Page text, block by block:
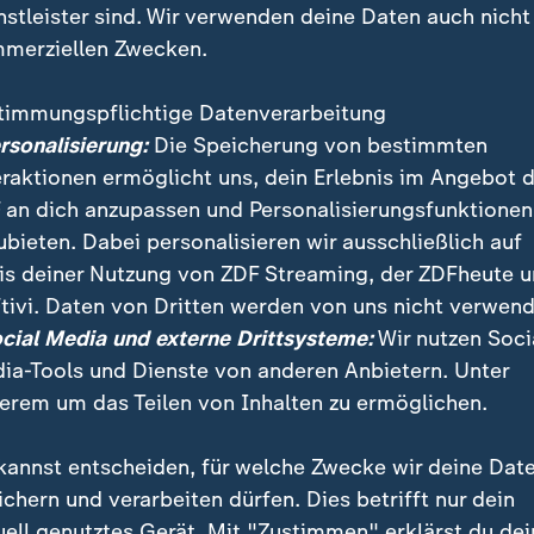
Hall in London feierte die Jugendhilforganisation
Jubiläum. Beim glamourösen Galaabend
wie George Clooney anwesend.
sind. Wir verwenden deine Daten auch nicht
Zwecken.
Datenverarbeitung
Die Speicherung von bestimmten
ermöglicht uns, dein Erlebnis im Angebot
an dich anzupassen und Personalisierungsfunktionen
Dabei personalisieren wir ausschließlich auf
deiner Nutzung von ZDF Streaming, der ZDFheute
Daten von Dritten werden von uns nicht
Media und externe Drittsysteme:Wir nutzen
Tools und Dienste von anderen Anbietern. Unter
um das Teilen von Inhalten zu ermöglichen.
entscheiden, für welche Zwecke wir deine
und verarbeiten dürfen. Dies betrifft nur dein